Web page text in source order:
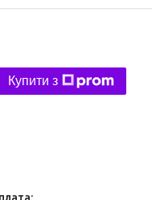
Купити з